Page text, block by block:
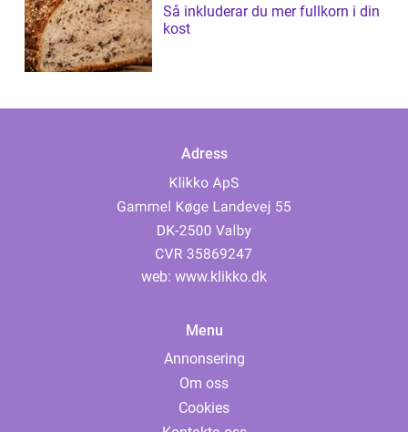
Så inkluderar du mer fullkorn i din
kost
Adress
web: www.klikko.dk
Menu
Annonsering
Om oss
Cookies